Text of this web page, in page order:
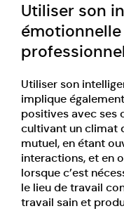
Utiliser son
Utiliser son
implique
positives avec ses
cultivant un climat
mutuel, en étant
interactions, et en
lorsque c’est
le lieu de travail
travail sain et